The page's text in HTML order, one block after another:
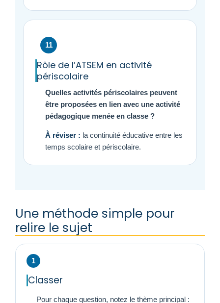
11
Rôle de l’ATSEM en activité
périscolaire
Quelles activités périscolaires peuvent
être proposées en lien avec une activité
pédagogique menée en classe ?
À réviser : la continuité éducative entre les
temps scolaire et périscolaire.
Une méthode simple pour
relire le sujet
Classer
Pour chaque question, notez le thème principal :